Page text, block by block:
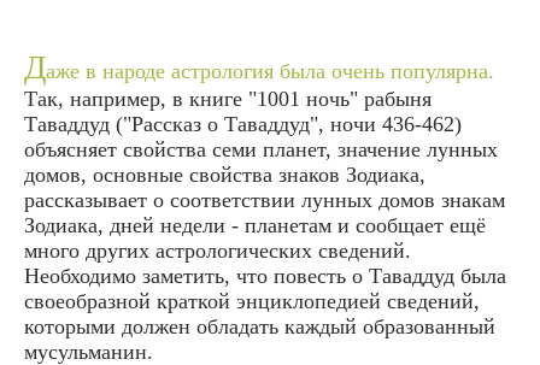
Даже в народе астрология была очень популярна.
Так, например, в книге "1001 ночь" рабыня
Таваддуд ("Рассказ о Таваддуд", ночи 436-462)
объясняет свойства семи планет, значение лунных
домов, основные свойства знаков Зодиака,
рассказывает о соответствии лунных домов знакам
Зодиака, дней недели - планетам и сообщает ещё
много других астрологических сведений.
Необходимо заметить, что повесть о Таваддуд была
своеобразной краткой энциклопедией сведений,
которыми должен обладать каждый образованный
мусульманин.